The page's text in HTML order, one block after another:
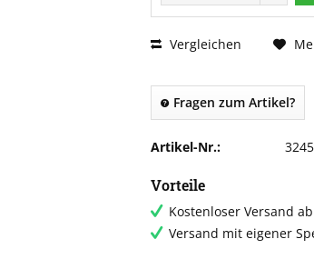
Vergleichen
Fragen zum Artikel?
Artikel-Nr.:
Vorteile
Kostenloser Versand
Versand mit eigener